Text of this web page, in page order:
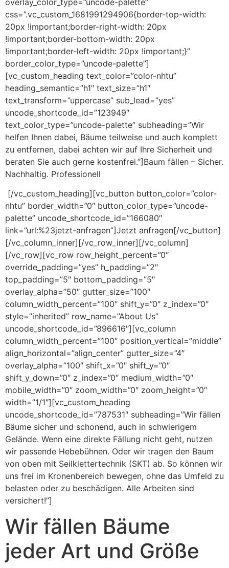
overlay_color_type=”uncode-palette”
css=”.vc_custom_1681991294906{border-top-width:
20px !important;border-right-width: 20px
!important;border-bottom-width: 20px
!important;border-left-width: 20px !important;}”
border_color_type=”uncode-palette”]
[vc_custom_heading text_color=”color-nhtu”
heading_semantic=”h1″ text_size=”h1″
text_transform=”uppercase” sub_lead=”yes”
uncode_shortcode_id=”123949″
text_color_type=”uncode-palette” subheading=”Wir
helfen Ihnen dabei, Bäume teilweise und auch komplett
zu entfernen, dabei achten wir auf Ihre Sicherheit und
beraten Sie auch gerne kostenfrei.”]Baum fällen – Sicher.
Nachhaltig. Professionell
[/vc_custom_heading][vc_button button_color=”color-
nhtu” border_width=”0″ button_color_type=”uncode-
palette” uncode_shortcode_id=”166080″
link=”url:%23jetzt-anfragen”]Jetzt anfragen[/vc_button]
[/vc_column_inner][/vc_row_inner][/vc_column]
[/vc_row][vc_row row_height_percent=”0″
override_padding=”yes” h_padding=”2″
top_padding=”5″ bottom_padding=”5″
overlay_alpha=”50″ gutter_size=”100″
column_width_percent=”100″ shift_y=”0″ z_index=”0″
style=”inherited” row_name=”About Us”
uncode_shortcode_id=”896616″][vc_column
column_width_percent=”100″ position_vertical=”middle”
align_horizontal=”align_center” gutter_size=”4″
overlay_alpha=”100″ shift_x=”0″ shift_y=”0″
shift_y_down=”0″ z_index=”0″ medium_width=”0″
mobile_width=”0″ zoom_width=”0″ zoom_height=”0″
width=”1/1″][vc_custom_heading
uncode_shortcode_id=”787531″ subheading=”Wir fällen
Bäume sicher und schonend, auch in schwierigem
Gelände. Wenn eine direkte Fällung nicht geht, nutzen
wir passende Hebebühnen. Oder wir tragen den Baum
von oben mit Seilklettertechnik (SKT) ab. So können wir
uns frei im Kronenbereich bewegen, ohne das Umfeld zu
belasten oder zu beschädigen. Alle Arbeiten sind
versichert!”]
Wir fällen Bäume
jeder Art und Größe